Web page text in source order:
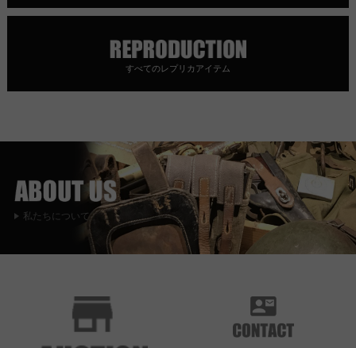
すべてのレプリカアイテム
私たちについて